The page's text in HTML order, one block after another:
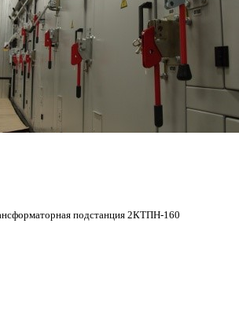
подстанция 2КТПН-160